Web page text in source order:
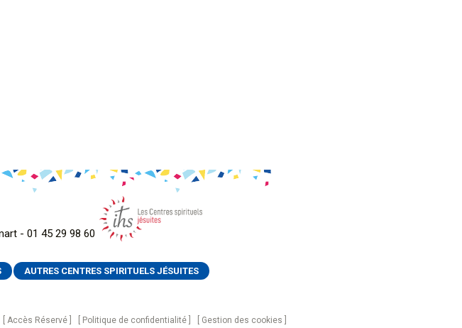
- 01 45 29 98 60
AUTRES CENTRES SPIRITUELS JÉSUITES
Accès Réservé Politique de confidentialité Gestion des cookies